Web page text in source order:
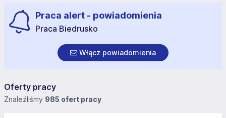
Praca alert - powiadomienia
Praca Biedrusko
Włącz powiadomienia
Oferty pracy
Znaleźliśmy 985 ofert pracy